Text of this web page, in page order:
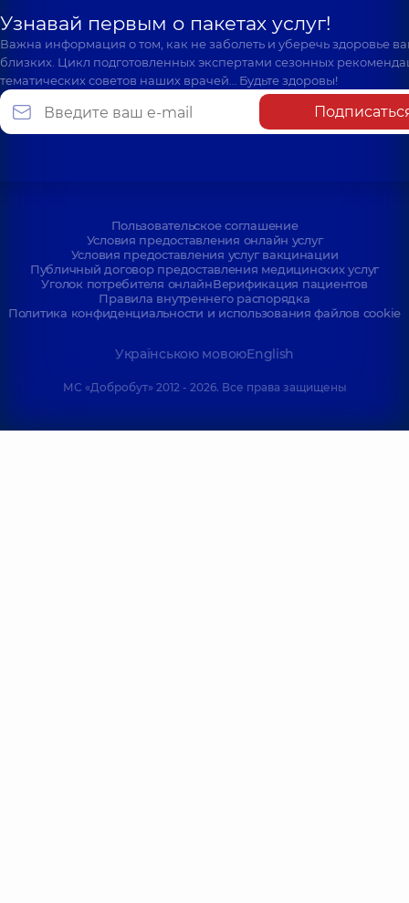
Узнавай первым о пакетах услуг!
Важна информация о том, как не заболеть и уберечь здоровье
близких. Цикл подготовленных экспертами сезонных
тематических советов наших врачей… Будьте здоровы!
Пользовательское соглашение
Условия предоставления онлайн услуг
Условия предоставления услуг вакцинации
Публичный договор предоставления медицинских услуг
Уголок потребителя онлайнВерификация пациентов
Правила внутреннего распорядка
Политика конфиденциальности и использования файлов cookie
Українською мовоюEnglish
МС «Добробут» 2012 - 2026. Все права защищены